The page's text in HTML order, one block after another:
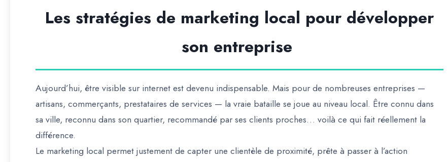
Les stratégies de marketing local pour développer
son entreprise
Aujourd’hui, être visible sur internet est devenu indispensable. Mais pour de nombreuses entreprises —
artisans, commerçants, prestataires de services — la vraie bataille se joue au niveau local. Être connu dans
sa ville, reconnu dans son quartier, recommandé par ses clients proches… voilà ce qui fait réellement la
différence.
Le marketing local permet justement de capter une clientèle de proximité, prête à passer à l’action